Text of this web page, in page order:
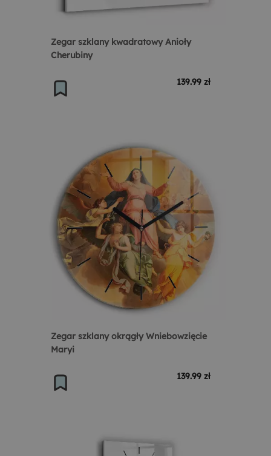
Zegar szklany kwadratowy Anioły
Cherubiny
139.99 zł
Zegar szklany okrągły Wniebowzięcie
Maryi
139.99 zł